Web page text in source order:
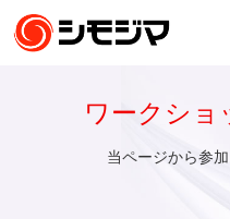
ワークショ
当ページから参